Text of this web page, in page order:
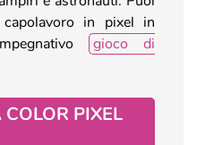
in pixel in
gioco di
PIXEL